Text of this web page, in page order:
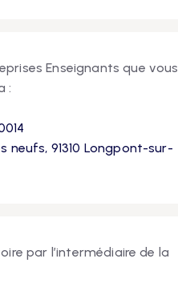
Enseignants que vous
:
neufs, 91310 Longpont-sur-
par l’intermédiaire de la